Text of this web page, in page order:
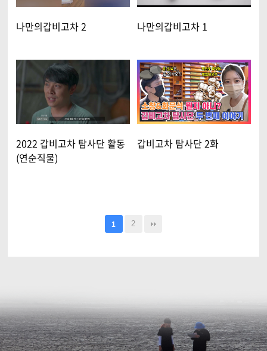
나만의갑비고차 2 나만의갑비고차 1
2022 갑비고차 탐사단 활동
(연순직물)
갑비고차 탐사단 2화
1 2